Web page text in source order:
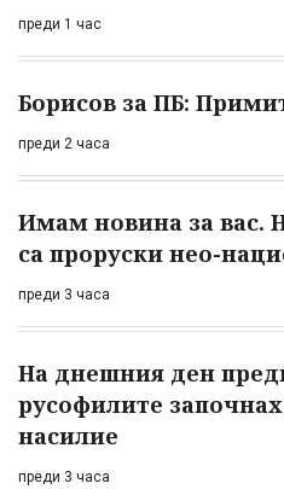
преди 1 час
Борисов за ПБ:
преди 2 часа
Имам новина за вас.
са проруски нео-
преди 3 часа
На днешния ден
русофилите
насилие
преди 3 часа